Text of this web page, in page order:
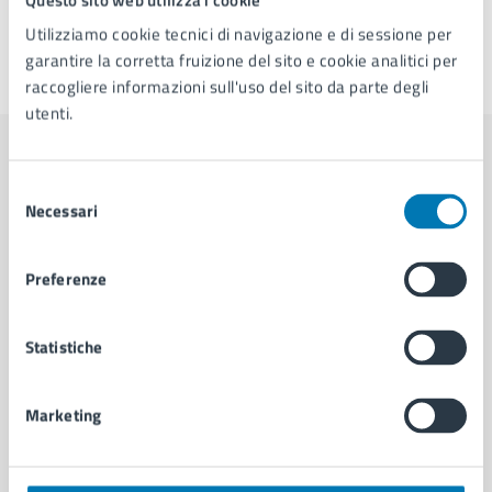
Utilizziamo cookie tecnici di navigazione e di sessione per
garantire la corretta fruizione del sito e cookie analitici per
raccogliere informazioni sull'uso del sito da parte degli
utenti.
delNecessari
Preferenze
Statistiche
Marketing
Ultimo aggiornamento:12/08/2025, 17:06